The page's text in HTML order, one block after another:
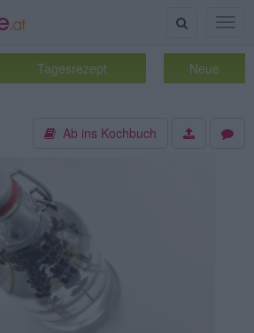
Suche
Tagesrezept Neue
Ab ins Kochbuch